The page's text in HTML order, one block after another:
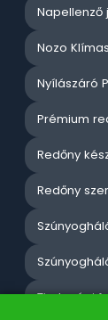
Napellenző
Nozo
Nyílászáró
Prémium
Redőny
Redőny
Tisztasági